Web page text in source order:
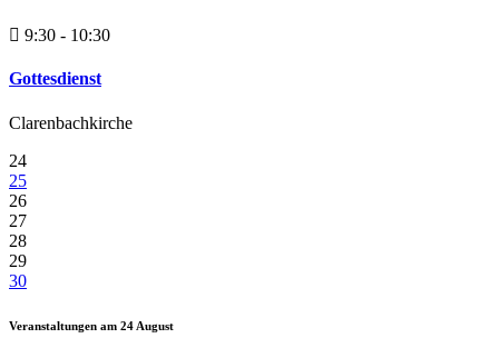
9:30 - 10:30
Gottesdienst
Clarenbachkirche
24
25
26
27
28
29
30
Veranstaltungen am 24 August